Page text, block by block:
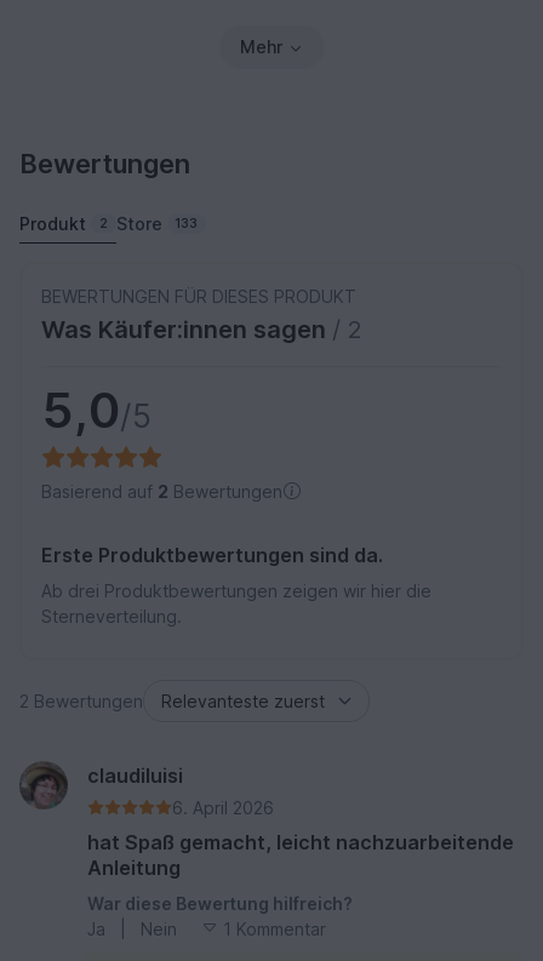
Mehr
Bewertungen
Produkt 2 Store 133
BEWERTUNGEN FÜR DIESES PRODUKT
Was Käufer:innen sagen / 2
5,0/5
Basierend auf 2 Bewertungen
Erste Produktbewertungen sind da.
Ab drei Produktbewertungen zeigen wir hier die
Sterneverteilung.
2 Bewertungen
claudiluisi
6. April 2026
hat Spaß gemacht, leicht nachzuarbeitende
Anleitung
War diese Bewertung hilfreich?
Ja
Nein 1 Kommentar